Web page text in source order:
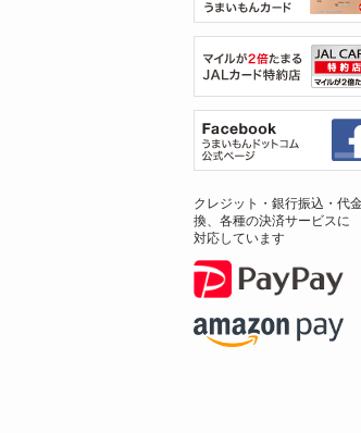
クレジット・銀行振込・代金
換、各種の決済サービスに
対応しています